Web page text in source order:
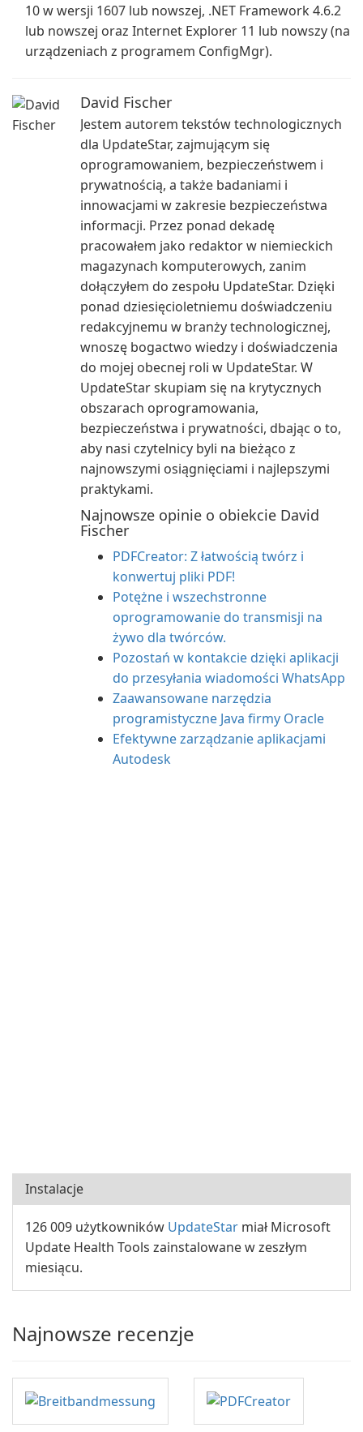
10 w wersji 1607 lub nowszej, .NET Framework 4.6.2
lub nowszej oraz Internet Explorer 11 lub nowszy (na
urządzeniach z programem ConfigMgr).
David Fischer
Jestem autorem tekstów technologicznych
dla UpdateStar, zajmującym się
oprogramowaniem, bezpieczeństwem i
prywatnością, a także badaniami i
innowacjami w zakresie bezpieczeństwa
informacji. Przez ponad dekadę
pracowałem jako redaktor w niemieckich
magazynach komputerowych, zanim
dołączyłem do zespołu UpdateStar. Dzięki
ponad dziesięcioletniemu doświadczeniu
redakcyjnemu w branży technologicznej,
wnoszę bogactwo wiedzy i doświadczenia
do mojej obecnej roli w UpdateStar. W
UpdateStar skupiam się na krytycznych
obszarach oprogramowania,
bezpieczeństwa i prywatności, dbając o to,
aby nasi czytelnicy byli na bieżąco z
najnowszymi osiągnięciami i najlepszymi
praktykami.
Najnowsze opinie o obiekcie David
Fischer
PDFCreator: Z łatwością twórz i
konwertuj pliki PDF!
Potężne i wszechstronne
oprogramowanie do transmisji na
żywo dla twórców.
Pozostań w kontakcie dzięki aplikacji
do przesyłania wiadomości WhatsApp
Zaawansowane narzędzia
programistyczne Java firmy Oracle
Efektywne zarządzanie aplikacjami
Autodesk
Instalacje
126 009 użytkowników UpdateStar miał Microsoft
Update Health Tools zainstalowane w zeszłym
miesiącu.
Najnowsze recenzje